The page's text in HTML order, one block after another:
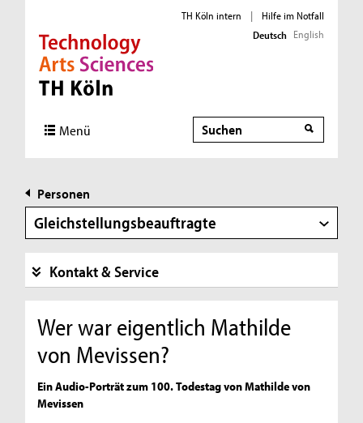
Direkt zur Hauptnavigation
Direkt zur Subnavigation
Direkt zum Inhalt
Direkt zum Fußbereich
TH Köln intern |
Hilfe im Notfall
Deutsch English
Menü Suche
Personen
Gleichstellungsbeauftragte
Kontakt & Service
Wer war eigentlich Mathilde
von Mevissen?
Ein Audio-Porträt zum 100. Todestag von Mathilde von
Mevissen